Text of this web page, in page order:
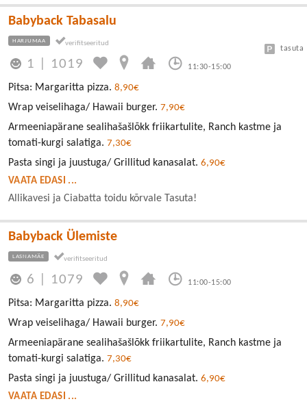
Babyback Tabasalu
HARJUMAA
1 1019 11:30-15:00
tasuta
Pitsa: Margaritta pizza. 8,90€
Wrap veiselihaga/ Hawaii burger. 7,90€
Armeeniapärane sealihašašlõkk friikartulite, Ranch kastme ja
tomati-kurgi salatiga. 7,30€
Pasta singi ja juustuga/ Grillitud kanasalat. 6,90€
VAATA EDASI ...
Allikavesi ja Ciabatta toidu kõrvale Tasuta!
Babyback Ülemiste
LASNAMÄE
6 1079 11:00-15:00
Pitsa: Margaritta pizza. 8,90€
Wrap veiselihaga/ Hawaii burger. 7,90€
Armeeniapärane sealihašašlõkk friikartulite, Ranch kastme ja
tomati-kurgi salatiga. 7,30€
Pasta singi ja juustuga/ Grillitud kanasalat. 6,90€
VAATA EDASI ...